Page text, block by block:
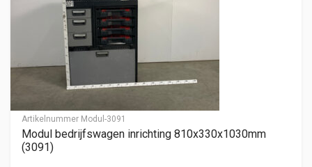
Artikelnummer Modul-3091
Modul bedrijfswagen inrichting 810x330x1030mm
(3091)